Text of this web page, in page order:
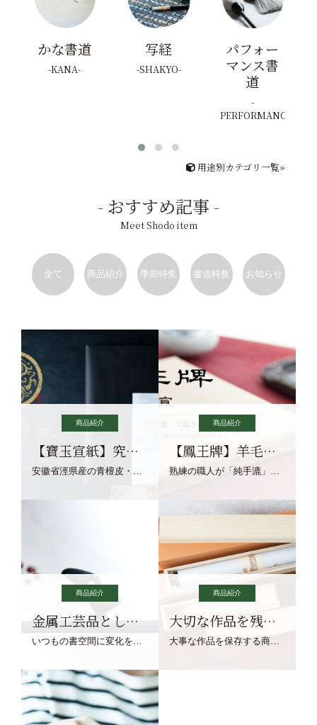
かな書道
KANA
写経
SHAKYO
パフォー
マンス書
道
PERFORMANCE
用途別カテゴリ一覧»
おすすめ記事
Meet Shodo item
全て 商品紹介 季節特集 書道特集 お知らせ
商品紹介
【寶玉宣紙】究極の純粋な宣紙を目指す寶玉宣紙
安徽省涇県産の青檀皮・砂田稲藁・清らかな渓流水、熟練手漉き職人の卓越した手漉技術による最高級の純宣紙です。
商品紹介
【鳳王牌】羊毛筆×濃墨での揮毫に最適な宣紙系画仙紙
熟練の職人が「純手漉」で漉きあげる書画紙。宣紙を好まれるお客様向けの棉料単宣に漉きあげました。
商品紹介
金属工芸品としての文鎮
いつもの書空間に変化を与えてくれる、見ているだけで愉しくなる金属工芸品の文鎮をご紹介します。
商品紹介
大切な作品を残す作品保存商品
大事な作品を保存する商品を取りまとめてご紹介ます。